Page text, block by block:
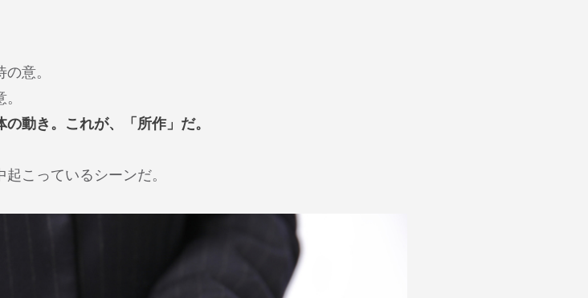
意。
動き。これが、「所作」だ。
こっているシーンだ。